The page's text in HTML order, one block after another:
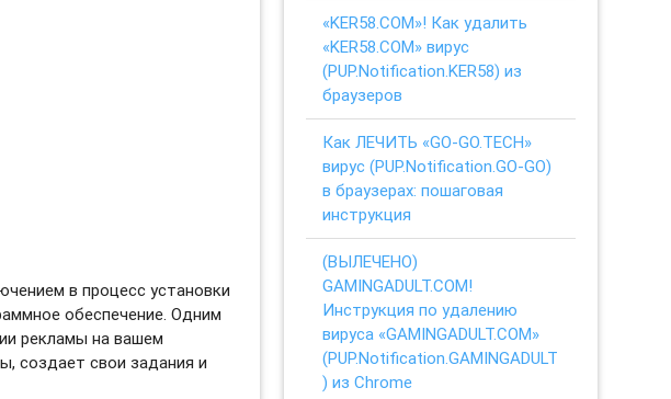
в процесс установки
обеспечение. Одним
рекламы на вашем
создает свои задания и
«KER58.COM»! Как удалить
«KER58.COM» вирус
(PUP.Notification.KER58) из
браузеров
Как ЛЕЧИТЬ «GO-GO.TECH»
вирус (PUP.Notification.GO-GO)
в браузерах: пошаговая
инструкция
(ВЫЛЕЧЕНО)
GAMINGADULT.COM!
Инструкция по удалению
вируса «GAMINGADULT.COM»
(PUP.Notification.GAMINGADULT
) из Chrome